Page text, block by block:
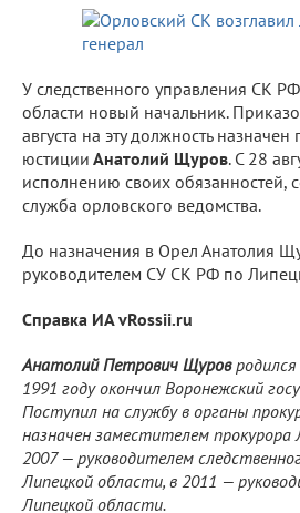
У следственного управления СК
области новый начальник.
августа на эту должность
юстиции Анатолий Щуров. С 28
исполнению своих обязанностей,
служба орловского ведомства.
До назначения в Орел Анатолия
руководителем СУ СК РФ по
Справка ИА vRossii.ru
Анатолий Петрович Щуровродился
1991 году окончил Воронежский
Поступил на службу в органы
назначен заместителем прокурора
2007 — руководителем
Липецкой области, в 2011 —
Липецкой области.